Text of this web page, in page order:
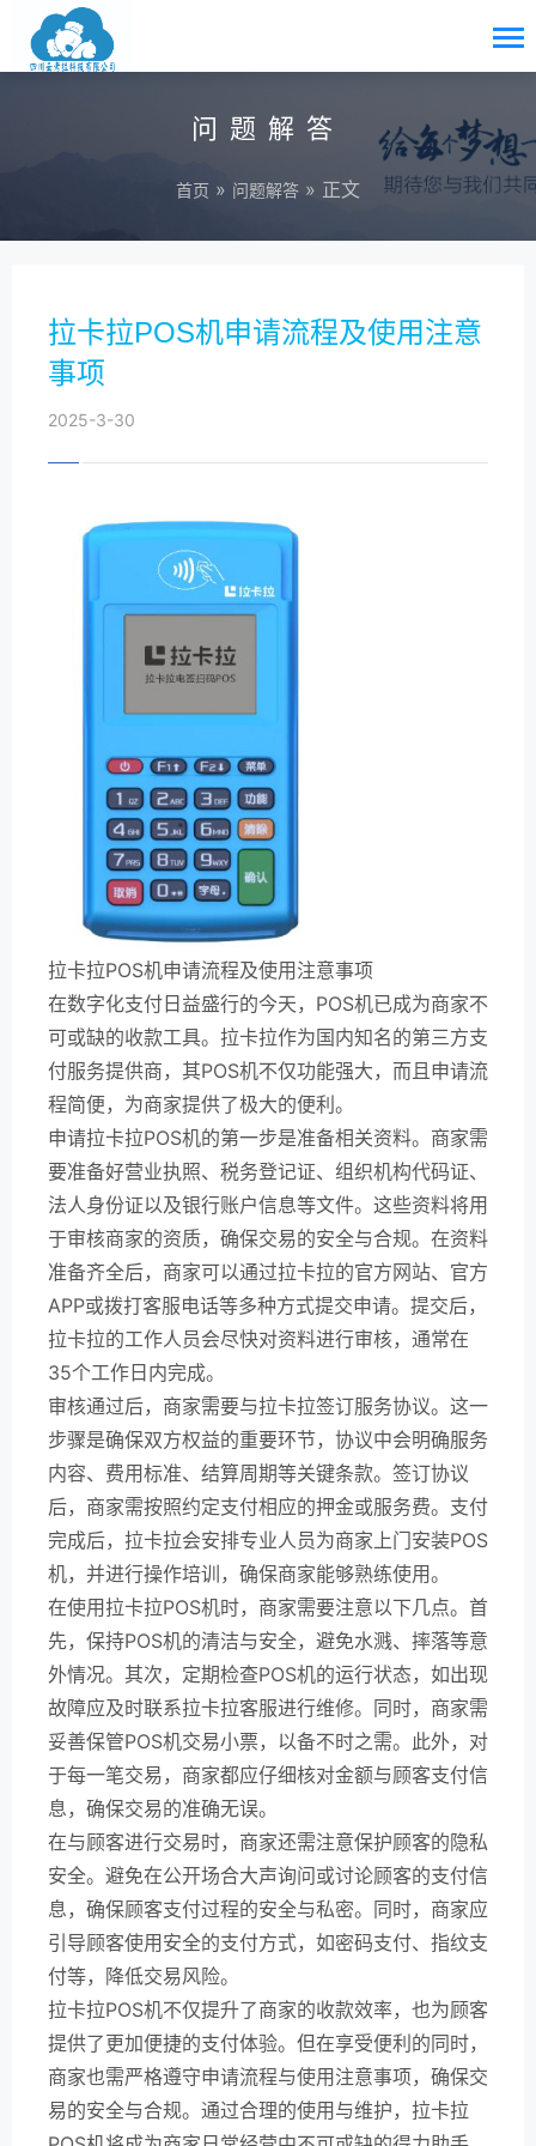
问题解答
首页 » 问题解答 » 正文
拉卡拉POS机申请流程及使用注意
事项
2025-3-30
拉卡拉POS机申请流程及使用注意事项
在数字化支付日益盛行的今天，POS机已成为商家不
可或缺的收款工具。拉卡拉作为国内知名的第三方支
付服务提供商，其POS机不仅功能强大，而且申请流
程简便，为商家提供了极大的便利。
申请拉卡拉POS机的第一步是准备相关资料。商家需
要准备好营业执照、税务登记证、组织机构代码证、
法人身份证以及银行账户信息等文件。这些资料将用
于审核商家的资质，确保交易的安全与合规。在资料
准备齐全后，商家可以通过拉卡拉的官方网站、官方
APP或拨打客服电话等多种方式提交申请。提交后，
拉卡拉的工作人员会尽快对资料进行审核，通常在
35个工作日内完成。
审核通过后，商家需要与拉卡拉签订服务协议。这一
步骤是确保双方权益的重要环节，协议中会明确服务
内容、费用标准、结算周期等关键条款。签订协议
后，商家需按照约定支付相应的押金或服务费。支付
完成后，拉卡拉会安排专业人员为商家上门安装POS
机，并进行操作培训，确保商家能够熟练使用。
在使用拉卡拉POS机时，商家需要注意以下几点。首
先，保持POS机的清洁与安全，避免水溅、摔落等意
外情况。其次，定期检查POS机的运行状态，如出现
故障应及时联系拉卡拉客服进行维修。同时，商家需
妥善保管POS机交易小票，以备不时之需。此外，对
于每一笔交易，商家都应仔细核对金额与顾客支付信
息，确保交易的准确无误。
在与顾客进行交易时，商家还需注意保护顾客的隐私
安全。避免在公开场合大声询问或讨论顾客的支付信
息，确保顾客支付过程的安全与私密。同时，商家应
引导顾客使用安全的支付方式，如密码支付、指纹支
付等，降低交易风险。
拉卡拉POS机不仅提升了商家的收款效率，也为顾客
提供了更加便捷的支付体验。但在享受便利的同时，
商家也需严格遵守申请流程与使用注意事项，确保交
易的安全与合规。通过合理的使用与维护，拉卡拉